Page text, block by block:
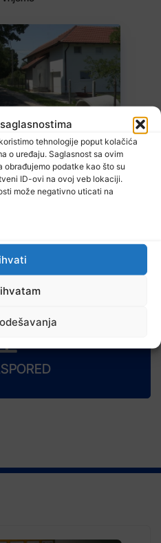
tehnologije poput kolačića
o uređaju. Saglasnost sa ovim
podatke kao što su
ID-ovi na ovoj veb lokaciji.
može negativno uticati na